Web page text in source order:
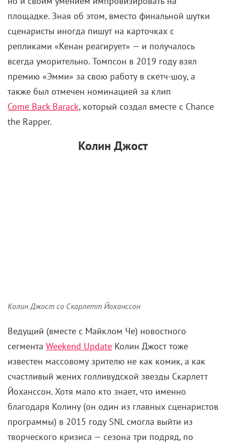
площадке. Зная об этом, вместо финальной шутки
сценаристы иногда пишут на карточках с
репликами «Кенан реагирует» — и получалось
всегда уморительно. Томпсон в 2019 году взял
премию «Эмми» за свою работу в скетч-шоу, а
также был отмечен номинацией за клип
Come Back Barack, который создал вместе с Chance
the Rapper.
Колин Джост
Колин Джост со Скарлетт Йоханссон
Ведущий (вместе с Майклом Че) новостного
сегмента Weekend Update Колин Джост тоже
известен массовому зрителю не как комик, а как
счастливый жених голливудской звезды Скарлетт
Йоханссон. Хотя мало кто знает, что именно
благодаря Колину (он один из главных сценаристов
программы) в 2015 году SNL смогла выйти из
творческого кризиса — сезона три подряд, по